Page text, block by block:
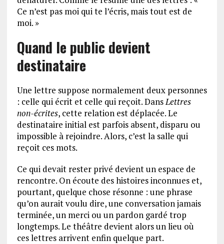
Ce n’est pas moi qui te l’écris, mais tout est de
moi. »
Quand le public devient
destinataire
Une lettre suppose normalement deux personnes
: celle qui écrit et celle qui reçoit. DansLettres
non-écrites, cette relation est déplacée. Le
destinataire initial est parfois absent, disparu ou
impossible à rejoindre. Alors, c’est la salle qui
reçoit ces mots.
Ce qui devait rester privé devient un espace de
rencontre. On écoute des histoires inconnues et,
pourtant, quelque chose résonne : une phrase
qu’on aurait voulu dire, une conversation jamais
terminée, un merci ou un pardon gardé trop
longtemps. Le théâtre devient alors un lieu où
ces lettres arrivent enfin quelque part.